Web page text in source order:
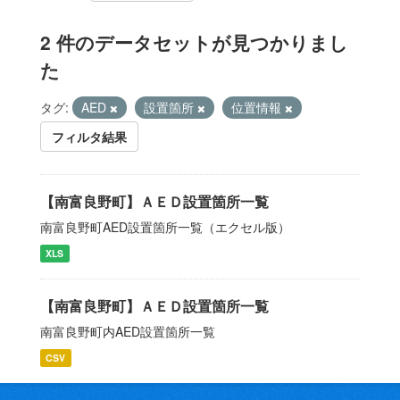
2 件のデータセットが見つかりまし
た
タグ: AED 設置箇所
位置情報
フィルタ結果
【南富良野町】ＡＥＤ設置箇所一覧
南富良野町AED設置箇所一覧（エクセル版）
XLS
【南富良野町】ＡＥＤ設置箇所一覧
南富良野町内AED設置箇所一覧
CSV